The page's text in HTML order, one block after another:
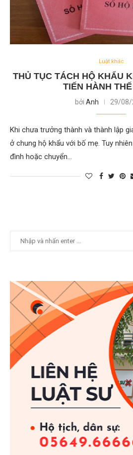
Luật khác
THỦ TỤC TÁCH HỘ KHẨU
TIẾN HÀNH
bởi Anh 29/08/
Khi chưa trưởng thành và thành lập
ở chung hộ khẩu với bố mẹ. Tuy
đình hoặc chuyển…